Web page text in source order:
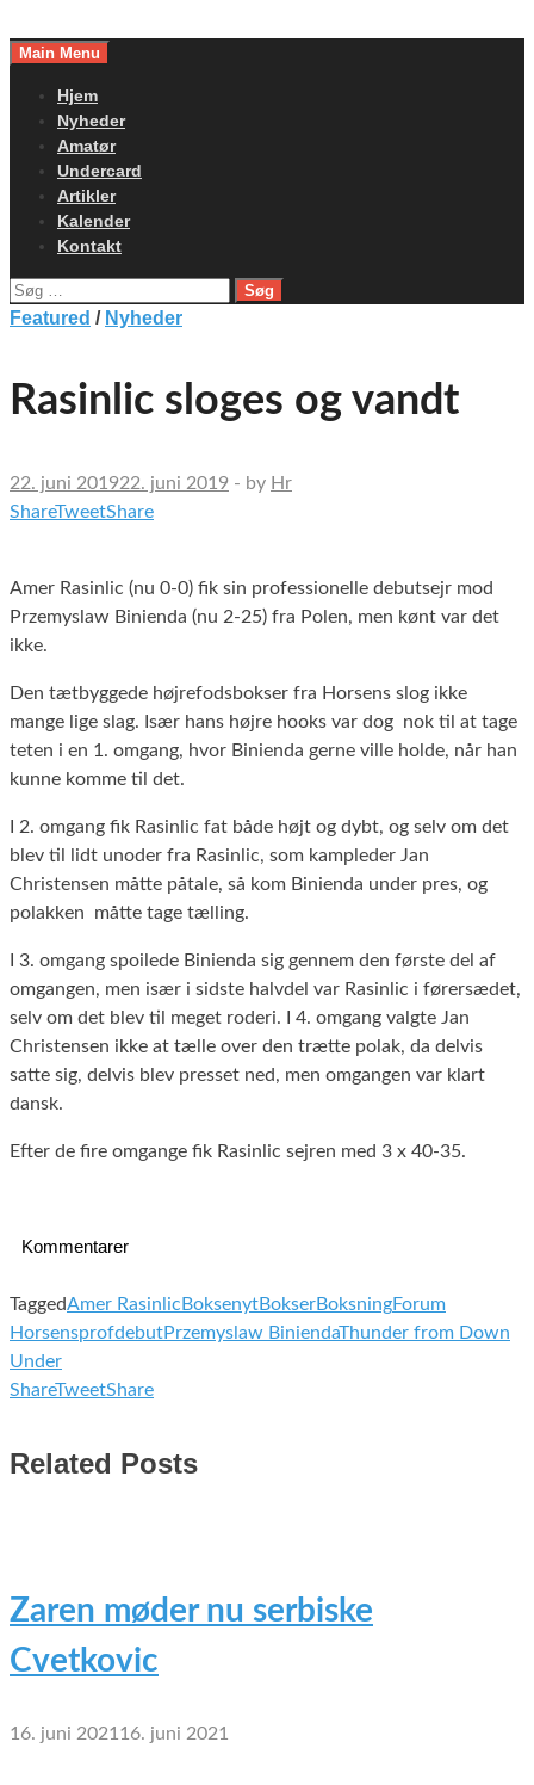
toMain Menu
Hjem
Nyheder
Amatør
Undercard
Artikler
Kalender
Kontakt
Søg
efter:
Featured / Nyheder
Rasinlic sloges og vandt
22. juni 201922. juni 2019 - by Hr
ShareTweetShare
Amer Rasinlic (nu 0-0) fik sin professionelle debutsejr mod
Przemyslaw Binienda (nu 2-25) fra Polen, men kønt var det
ikke.
Den tætbyggede højrefodsbokser fra Horsens slog ikke
mange lige slag. Især hans højre hooks var dog nok til at tage
teten i en 1. omgang, hvor Binienda gerne ville holde, når han
kunne komme til det.
I 2. omgang fik Rasinlic fat både højt og dybt, og selv om det
blev til lidt unoder fra Rasinlic, som kampleder Jan
Christensen måtte påtale, så kom Binienda under pres, og
polakken måtte tage tælling.
I 3. omgang spoilede Binienda sig gennem den første del af
omgangen, men især i sidste halvdel var Rasinlic i førersædet,
selv om det blev til meget roderi. I 4. omgang valgte Jan
Christensen ikke at tælle over den trætte polak, da delvis
satte sig, delvis blev presset ned, men omgangen var klart
dansk.
Efter de fire omgange fik Rasinlic sejren med 3 x 40-35.
Kommentarer
TaggedAmer Rasinlic BoksenytBokserBoksningForum
HorsensprofdebutPrzemyslaw BiniendaThunder from Down
Under
ShareTweetShare
Related Posts
Zaren møder nu serbiske
Cvetkovic
16. juni 2021 16. juni 2021